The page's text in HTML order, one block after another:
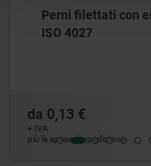
Perni filettati con
ISO 4027
da 0,13 €
+ IVA
più le spese di spedizione